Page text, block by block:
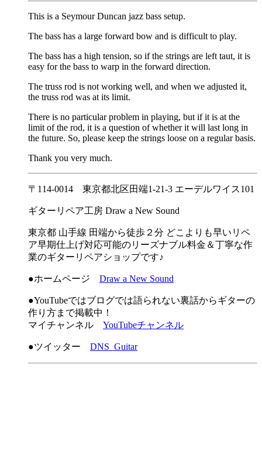
This is a Seymour Duncan jazz bass setup.
The bass has a large forward bow and is difficult to play.
The bass has a high tension, so if the strings are left taut, it is
easy for the bass to warp in the forward direction.
The truss rod is not working well, and when we adjusted it,
the truss rod was at its limit.
There is no particular problem in playing, but if it is at the
limit of the rod, it is a question of whether it will last long in
the future. So, please keep the strings loose on a regular basis.
Thank you very much.
〒114-0014 東京都北区田端1-21-3 エーデルワイス101
ギターリペア工房 Draw a New Sound
東京都 山手線 田端から徒歩２分 どこよりも早いリペ
ア早期仕上げ対応可能のリーズナブル料金＆丁寧な作
業のギターリペアショップです♪
●ホームページ Draw a New Sound
●YouTubeではブログでは語られない裏話からギターの
作り方まで掲載中！
マイチャンネル YouTubeチャンネル
●ツイッター DNS_Guitar